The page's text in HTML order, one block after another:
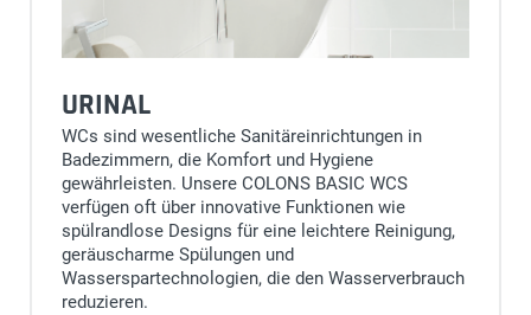
URINAL
WCs sind wesentliche Sanitäreinrichtungen in
Badezimmern, die Komfort und Hygiene
gewährleisten. Unsere COLONS BASIC WCS
verfügen oft über innovative Funktionen wie
spülrandlose Designs für eine leichtere Reinigung,
geräuscharme Spülungen und
Wasserspartechnologien, die den Wasserverbrauch
reduzieren.